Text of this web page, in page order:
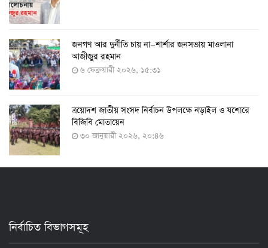
করোনায় একদিনে মৃত্যু ও শনাক্ত বেড়েছে
১৮ জুলাই ২০২২, ১৯:০৪
মঙ্গলবার ৭৫ লাখ মানুষ দ্বিতীয়-তৃতীয় ডোজ টিকা পাবেন
১৮ জুলাই ২০২২, ১৮:৫০
জনগণ আর দুর্নীতি চায় না—শার্শার জনসভায় মাওলানা
আজীজুর রহমান
৬ ফেব্রুয়ারী ২০২৬, ১৫:৩১
ত্রয়োদশ জাতীয় সংসদ নির্বাচন উপলক্ষে নড়াইল ও যশোরে
বিজিবি মোতায়েন
৩০ জানুয়ারী ২০২৬, ২০:৪৬
নির্বাচিত বিভাগসমূহ